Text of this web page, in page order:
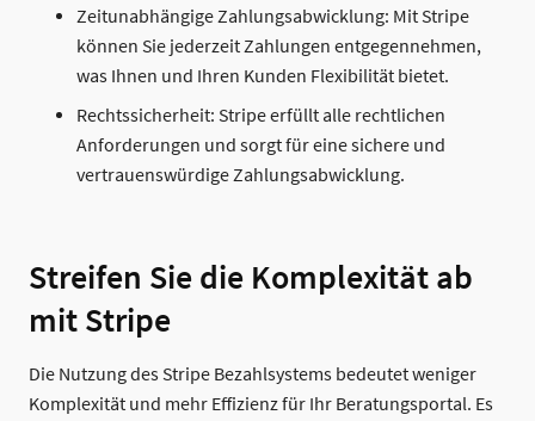
Zeitunabhängige Zahlungsabwicklung: Mit Stripe
können Sie jederzeit Zahlungen entgegennehmen,
was Ihnen und Ihren Kunden Flexibilität bietet.
Rechtssicherheit: Stripe erfüllt alle rechtlichen
Anforderungen und sorgt für eine sichere und
vertrauenswürdige Zahlungsabwicklung.
Streifen Sie die Komplexität ab
mit Stripe
Die Nutzung des Stripe Bezahlsystems bedeutet weniger
Komplexität und mehr Effizienz für Ihr Beratungsportal. Es